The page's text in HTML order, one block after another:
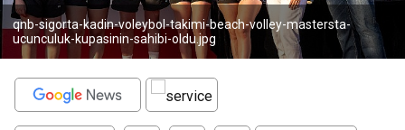
qnb-sigorta-kadin-voleybol-takimi-beach-volley-mastersta-
ucunculuk-kupasinin-sahibi-oldu.jpg